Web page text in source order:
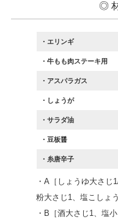
◎
・エリンギ
・牛もも肉ステーキ用
・アスパラガス
・しょうが
・サラダ油
・豆板醤
・糸唐辛子
・A［しょうゆ大さじ
粉大さじ1、塩こしょ
・B［酒大さじ1、塩